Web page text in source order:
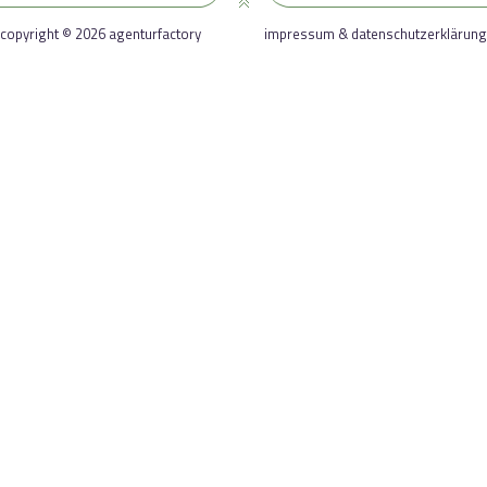
copyright © 2026 agenturfactory impressum & datenschutzerklärung